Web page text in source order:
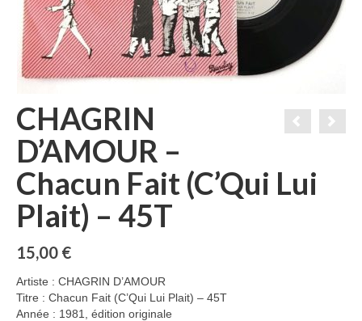
CHAGRIN
D’AMOUR –
Chacun Fait (C’Qui Lui
Plait) – 45T
15,00 €
Artiste : CHAGRIN D’AMOUR
Titre : Chacun Fait (C’Qui Lui Plait) – 45T
Année : 1981, édition originale